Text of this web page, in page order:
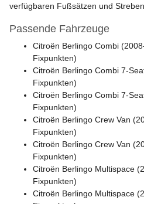
verfügbaren Fußsätzen und Streben.
Passende Fahrzeuge
Citroën Berlingo Combi
Fixpunkten)
Citroën Berlingo Combi 7-
Fixpunkten)
Citroën Berlingo Combi 7-
Fixpunkten)
Citroën Berlingo Crew Van
Fixpunkten)
Citroën Berlingo Crew Van
Fixpunkten)
Citroën Berlingo Multispace
Fixpunkten)
Citroën Berlingo Multispace